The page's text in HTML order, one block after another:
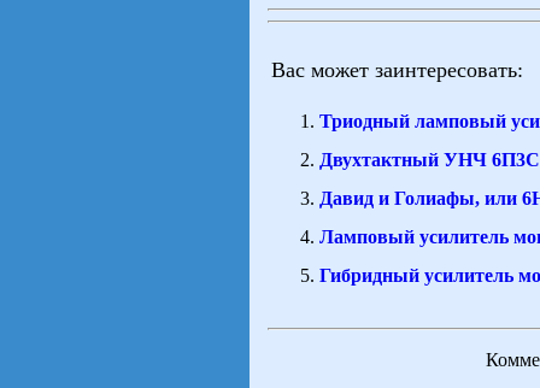
Вас может заинтересовать:
Триодный ламповый
Двухтактный УНЧ
Давид и Голиафы, или
Ламповый усилитель
Гибридный усилитель